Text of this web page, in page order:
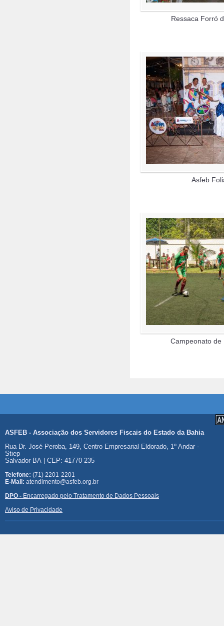
Ressaca Forró
Asfeb
Campeonato de
ASFEB - Associação dos Servidores Fiscais do Estado da Bahia
Rua Dr. José Peroba, 149, Centro Empresarial Eldorado, 1º Andar -
Stiep
Salvador-BA | CEP: 41770-235
Telefone: (71) 2201-2201
E-Mail: atendimento@asfeb.org.br
DPO - Encarregado pelo Tratamento de Dados Pessoais
Aviso de Privacidade